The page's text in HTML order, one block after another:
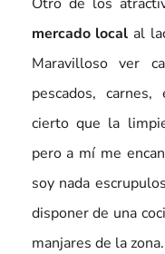
mercado local al
Maravilloso ver
pescados,
cierto que la
pero a mí me
soy nada
disponer de una
manjares de la zona.